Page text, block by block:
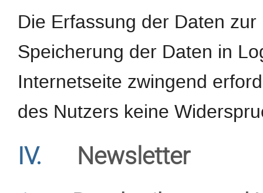
Die Erfassung der Daten
Speicherung der Daten in
Internetseite zwingend
des Nutzers keine
IV. Newsletter